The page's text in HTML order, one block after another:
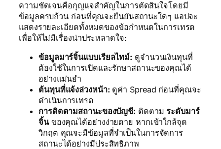
ความชัดเจนคือกุญแจสำคัญในการตัดสินใจโดยมี
ข้อมูลครบถ้วน ก่อนที่คุณจะยืนยันสถานะใดๆ แอปจะ
แสดงรายละเอียดทั้งหมดของข้อกำหนดในการเทรด
เพื่อให้ไม่มีเรื่องน่าประหลาดใจ:
ข้อมูลมาร์จิ้นแบบเรียลไทม์: ดูจำนวนเงินทุนที่
ต้องใช้ในการเปิดและรักษาสถานะของคุณได้
อย่างแม่นยำ
ต้นทุนที่แจ้งล่วงหน้า: ดูค่า Spread ก่อนที่คุณจะ
ดำเนินการเทรด
การติดตามสถานะของบัญชี: ติดตาม ระดับมาร์
จิ้นของคุณได้อย่างง่ายดาย หากเข้าใกล้จุด
วิกฤต คุณจะมีข้อมูลที่จำเป็นในการจัดการ
สถานะได้อย่างมีประสิทธิภาพ